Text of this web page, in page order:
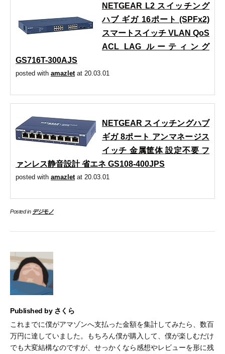
NETGEAR L2 スイッチング
ハブ ギガ 16ポート (SPFx2)
スマートスイッチ VLAN QoS
ACL LAG ルーティング
GS716T-300AJS
posted with amazletat 20.03.01
NETGEAR スイッチングハブ
ギガ 8ポート アンマネージス
イッチ 金属筐体 設定不要 フ
ァンレス静音設計 省エネ GS108-400JPS
posted with amazletat 20.03.01
Posted in デジモノ
Published by さくら
これまでに僕がアマゾンへ支払った金額を集計してみたら、数百
万円に達していました。もちろん僕が購入して、僕が楽しむだけ
でも大変結構なのですが、せっかくなら感想やレビューを形に残